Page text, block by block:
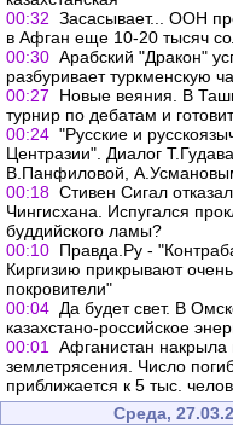
00:32 Засасывает... ООН
в Афган еще 10-20 тысяч
00:30 Арабский "Дракон"
разбуривает туркменскую
00:27
Новые веяния. В
турнир по дебатам и
00:24 "Русские и
Центразии". Диалог
В.Панфиловой,
00:18 Стивен Сигал
Чингисхана. Испугался
буддийского ламы?
00:10 Правда.Ру -
Киргизию прикрывают
покровители"
00:04 Да будет свет. В
казахстано-российское
00:01
Афганистан накрыла
землетрясения. Число
приближается к 5 тыс.
Среда,